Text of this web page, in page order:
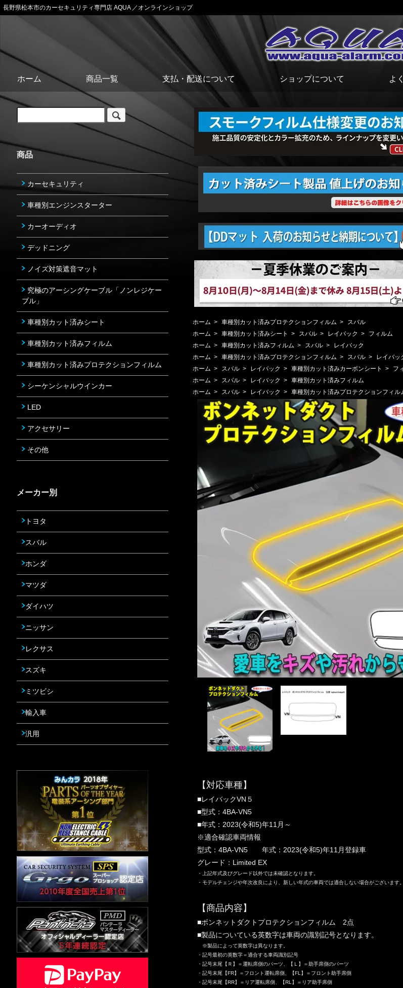
長野県松本市のカーセキュリティ専門店 AQUA ／オンラインショップ
ホーム 商品一覧 支払・配送について ショップについて よ
ホーム > 車種別カット済みプロテクションフィルム >
スバル
ホーム > 車種別カット済みシート > スバル > レイバック >
フィルム
ホーム > 車種別カット済みフィルム > スバル >
レイバック
ホーム > 車種別カット済みプロテクションフィルム > スバル >
レイバッ
ホーム > スバル > レイバック > 車種別カット済みカーボンシート >
フ
ホーム > スバル > レイバック > 車種別カット済みフィルム
ホーム > スバル > レイバック > 車種別カット済みプロテクションフィル
【対応車種】
■レイバックVN５
■型式：4BA-VN5
■年式：2023(令和5)年11月～
※適合確認車両情報
型式：4BA-VN5 年式：2023(令和5)年11月登録車
グレード：Limited EX
・上記年式及びグレード以外では未確認となります。
・モデルチェンジや年次改良により、新しい年式の車両では適合しない場合がございます。
【商品内容】
■ボンネットダクトプロテクションフィルム 2点
■製品についている英数字は車両の識別記号となります。
※製品によって英数字は異なります。
・記号最初の英数字＝適合する車両識別記号
・記号末尾【Ｒ】＝運転席側のパーツ、【Ｌ】＝助手席側のパーツ
・記号末尾【FR】＝フロント運転席側、【FL】＝フロント助手席側
・記号末尾【RR】＝リア運転席側、【RL】＝リア助手席側
商品
カーセキュリティ
車種別エンジンスターター
カーオーディオ
デッドニング
ノイズ対策遮音マット
究極のアーシングケーブル「ノンレジケー
ブル」
車種別カット済みシート
車種別カット済みフィルム
車種別カット済みプロテクションフィルム
シーケンシャルウインカー
LED
アクセサリー
その他
メーカー別
トヨタ
スバル
ホンダ
マツダ
ダイハツ
ニッサン
レクサス
スズキ
ミツビシ
輸入車
汎用